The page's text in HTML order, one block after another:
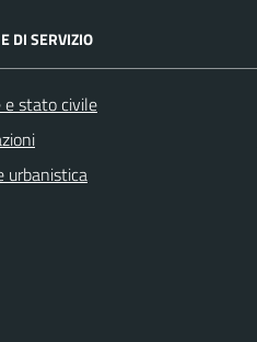
DI SERVIZIO
e stato civile
urbanistica